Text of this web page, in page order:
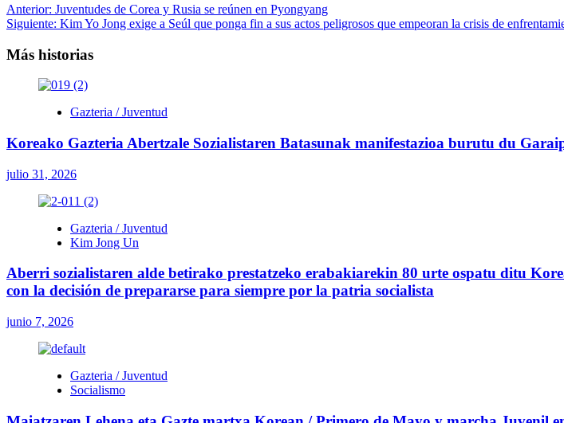
Navegación
de
entradas
Anterior: Juventudes de Corea y Rusia se reúnen en Pyongyang
Siguiente: Kim Yo Jong exige a Seúl que ponga fin a sus actos peligrosos que empeoran la crisis de
Más historias
Gazteria / Juventud
Koreako Gazteria Abertzale Sozialistaren Batasunak manifestazioa burutu du
julio 31, 2026
Gazteria / Juventud
Kim Jong Un
Aberri sozialistaren alde betirako prestatzeko erabakiarekin 80 urte ospatu ditu
con la decisión de prepararse para siempre por la patria socialista
junio 7, 2026
Gazteria / Juventud
Socialismo